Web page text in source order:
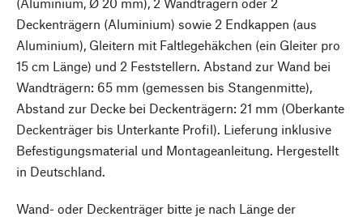
Deckenträgern (Aluminium) sowie 2 Endkappen (aus
Aluminium), Gleitern mit Faltlegehäkchen (ein Gleiter pro
15 cm Länge) und 2 Feststellern. Abstand zur Wand bei
Wandträgern: 65 mm (gemessen bis Stangenmitte),
Abstand zur Decke bei Deckenträgern: 21 mm (Oberkante
Deckenträger bis Unterkante Profil). Lieferung inklusive
Befestigungsmaterial und Montageanleitung. Hergestellt
in Deutschland.
Wand- oder Deckenträger bitte je nach Länge der